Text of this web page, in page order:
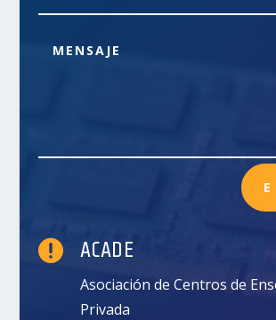
 ACADE
Asociación de Centros de
Privada